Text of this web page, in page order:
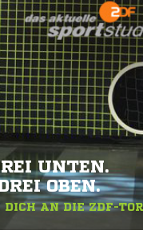
UNTEN.
OBEN.
DICH AN DIE ZDF-